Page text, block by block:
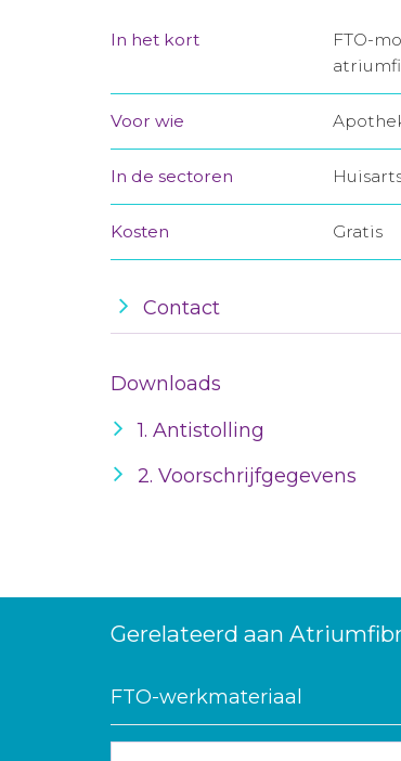
In het kort
FTO-
Voor wie
In de sectoren
Kosten Gratis
Contact
Downloads
1. Antistolling
2. Voorschrijfgegevens
Gerelateerd aan
FTO-werkmateriaal